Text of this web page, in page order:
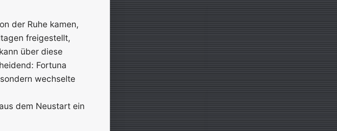
der Ruhe kamen,
freigestellt,
über diese
Fortuna
wechselte
dem Neustart ein